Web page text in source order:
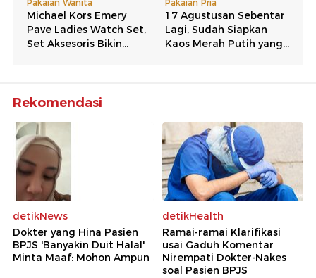
Rekomendasi
detikNews
Dokter yang Hina Pasien
BPJS 'Banyakin Duit Halal'
Minta Maaf: Mohon Ampun
detikHealth
Ramai-ramai Klarifikasi
usai Gaduh Komentar
Nirempati Dokter-Nakes
soal Pasien BPJS